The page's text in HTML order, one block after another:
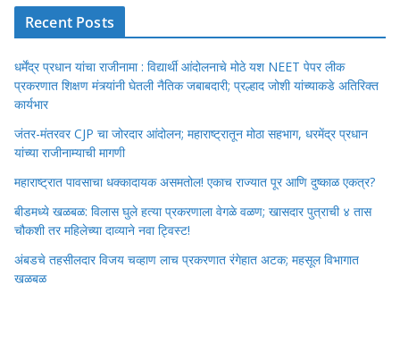
Recent Posts
धर्मेंद्र प्रधान यांचा राजीनामा : विद्यार्थी आंदोलनाचे मोठे यश NEET पेपर लीक
प्रकरणात शिक्षण मंत्र्यांनी घेतली नैतिक जबाबदारी; प्रल्हाद जोशी यांच्याकडे अतिरिक्त
कार्यभार
जंतर-मंतरवर CJP चा जोरदार आंदोलन; महाराष्ट्रातून मोठा सहभाग, धरमेंद्र प्रधान
यांच्या राजीनाम्याची मागणी
महाराष्ट्रात पावसाचा धक्कादायक असमतोल! एकाच राज्यात पूर आणि दुष्काळ एकत्र?
बीडमध्ये खळबळ: विलास घुले हत्या प्रकरणाला वेगळे वळण; खासदार पुत्राची ४ तास
चौकशी तर महिलेच्या दाव्याने नवा ट्विस्ट!
अंबडचे तहसीलदार विजय चव्हाण लाच प्रकरणात रंगेहात अटक; महसूल विभागात
खळबळ